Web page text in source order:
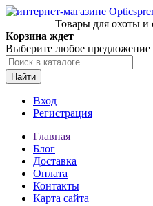
Товары для охоты и
Корзина ждет
Выберите любое предложение
Найти
Вход
Регистрация
Главная
Блог
Доставка
Оплата
Контакты
Карта сайта